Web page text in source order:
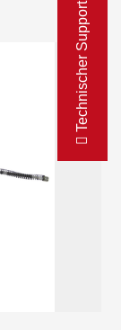
Technischer Support